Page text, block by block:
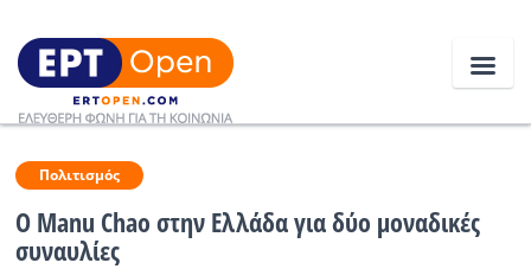
Ειδήσεις
Ελλάδα
Πολιτισμός
Ο Manu Chao στην Ελλάδα για δύο μοναδικές
συναυλίες